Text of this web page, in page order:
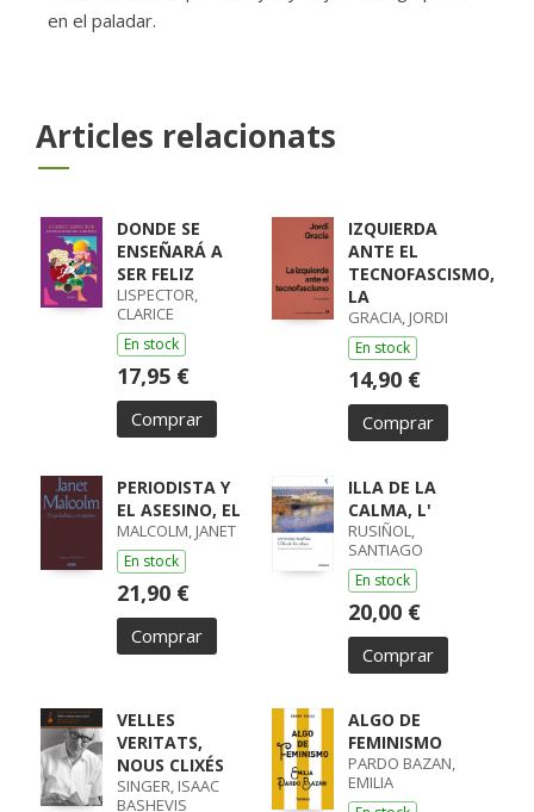
en el paladar.
Articles relacionats
DONDE SE
ENSEÑARÁ A
SER FELIZ
LISPECTOR,
CLARICE
En stock
17,95 €
Comprar
IZQUIERDA
ANTE EL
TECNOFASCISMO,
LA
GRACIA, JORDI
En stock
14,90 €
Comprar
PERIODISTA Y
EL ASESINO, EL
MALCOLM, JANET
En stock
21,90 €
Comprar
ILLA DE LA
CALMA, L'
RUSIÑOL,
SANTIAGO
En stock
20,00 €
Comprar
VELLES
VERITATS,
NOUS CLIXÉS
SINGER, ISAAC
BASHEVIS
ALGO DE
FEMINISMO
PARDO BAZAN,
EMILIA